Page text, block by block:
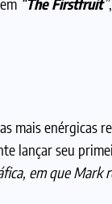
mais enérgicas
lançar seu
em que Mark